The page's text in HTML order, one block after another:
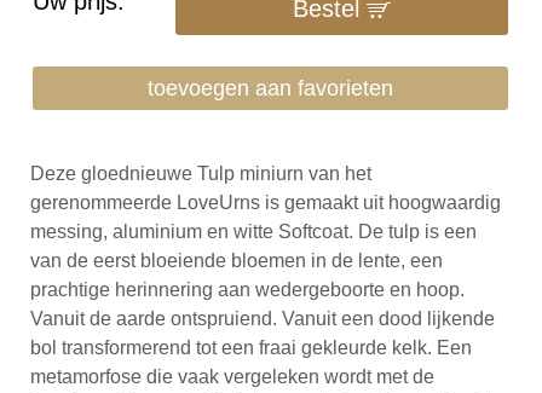
Bestel
toevoegen aan favorieten
Deze gloednieuwe Tulp miniurn van het
gerenommeerde LoveUrns is gemaakt uit hoogwaardig
messing, aluminium en witte Softcoat. De tulp is een
van de eerst bloeiende bloemen in de lente, een
prachtige herinnering aan wedergeboorte en hoop.
Vanuit de aarde ontspruiend. Vanuit een dood lijkende
bol transformerend tot een fraai gekleurde kelk. Een
metamorfose die vaak vergeleken wordt met de